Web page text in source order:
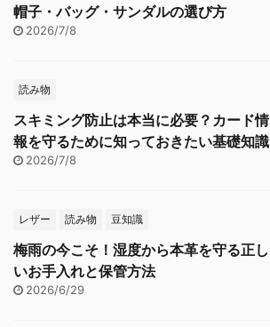
帽子・バッグ・サンダルの選び方
2026/7/8
読み物
スキミング防止は本当に必要？カード情
報を守るために知っておきたい基礎知識
2026/7/8
レザー 読み物 豆知識
梅雨の今こそ！湿度から本革を守る正し
いお手入れと保管方法
2026/6/29